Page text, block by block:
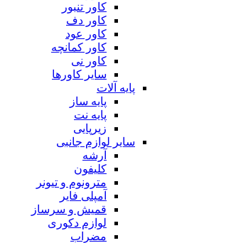
کاور تنبور
کاور دف
کاور عود
کاور کمانچه
کاور نی
سایر کاورها
پایه آلات
پایه ساز
پایه نت
زیرپایی
سایر لوازم جانبی
آرشه
کلیفون
مترونوم و تیونر
آمپلی فایر
قمیش و سرساز
لوازم دکوری
مضراب